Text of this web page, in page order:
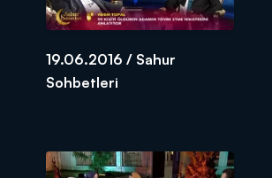
19.06.2016 / Sahur
Sohbetleri